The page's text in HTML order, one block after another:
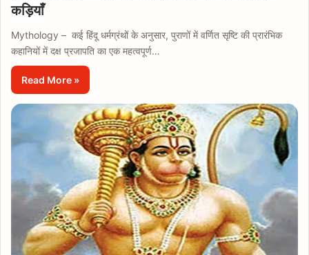
कड़ियाँ
Mythology – कई हिंदू धर्मग्रंथों के अनुसार, पुराणों में वर्णित सृष्टि की प्रारंभिक
कहानियों में दक्ष प्रजापति का एक महत्वपूर्ण…
Read More »